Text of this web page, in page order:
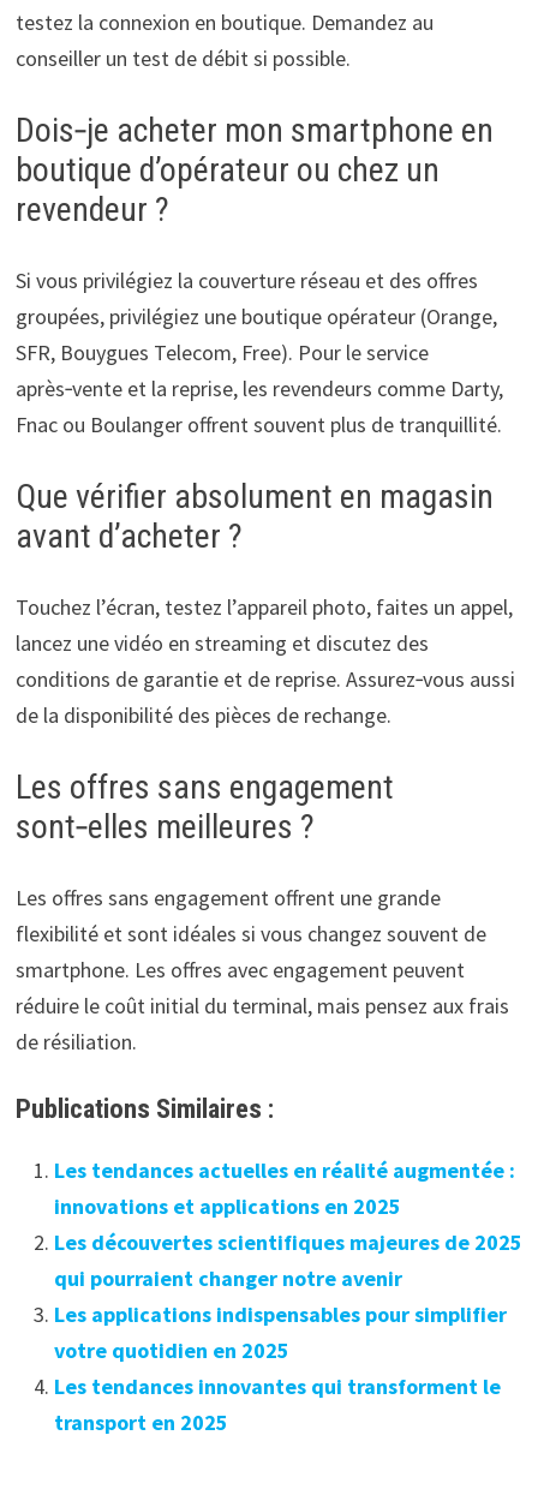
testez la connexion en boutique. Demandez au
conseiller un test de débit si possible.
Dois‑je acheter mon smartphone en
boutique d’opérateur ou chez un
revendeur ?
Si vous privilégiez la couverture réseau et des offres
groupées, privilégiez une boutique opérateur (Orange,
SFR, Bouygues Telecom, Free). Pour le service
après‑vente et la reprise, les revendeurs comme Darty,
Fnac ou Boulanger offrent souvent plus de tranquillité.
Que vérifier absolument en magasin
avant d’acheter ?
Touchez l’écran, testez l’appareil photo, faites un appel,
lancez une vidéo en streaming et discutez des
conditions de garantie et de reprise. Assurez‑vous aussi
de la disponibilité des pièces de rechange.
Les offres sans engagement
sont‑elles meilleures ?
Les offres sans engagement offrent une grande
flexibilité et sont idéales si vous changez souvent de
smartphone. Les offres avec engagement peuvent
réduire le coût initial du terminal, mais pensez aux frais
de résiliation.
Publications Similaires :
Les tendances actuelles en réalité augmentée :
innovations et applications en 2025
Les découvertes scientifiques majeures de 2025
qui pourraient changer notre avenir
Les applications indispensables pour simplifier
votre quotidien en 2025
Les tendances innovantes qui transforment le
transport en 2025